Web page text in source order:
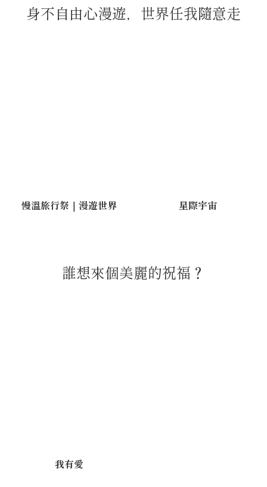
身不自由心漫遊，世界任我隨意走
慢溫旅行祭｜漫遊世界 星際宇宙
誰想來個美麗的祝福？
我有愛